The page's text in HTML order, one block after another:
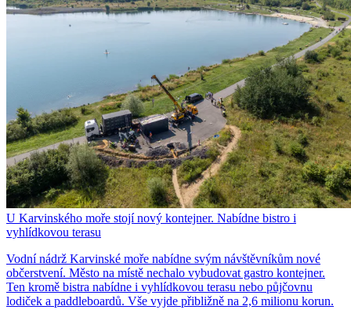
U Karvinského moře stojí nový kontejner. Nabídne bistro i
vyhlídkovou terasu
Vodní nádrž Karvinské moře nabídne svým návštěvníkům nové
občerstvení. Město na místě nechalo vybudovat gastro kontejner.
Ten kromě bistra nabídne i vyhlídkovou terasu nebo půjčovnu
lodiček a paddleboardů. Vše vyjde přibližně na 2,6 milionu korun.